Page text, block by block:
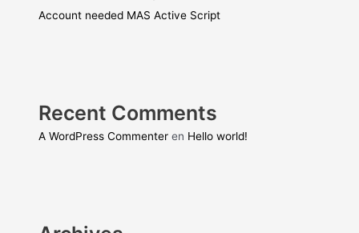
Account needed MAS Active Script
Recent Comments
A WordPress Commenter en Hello world!